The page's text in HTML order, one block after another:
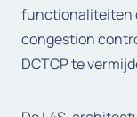
functionaliteiten
congestion
DCTCP te